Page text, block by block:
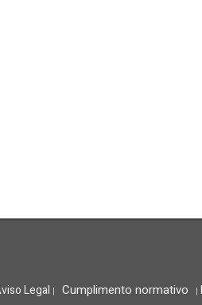
Legal | Cumplimento normativo |